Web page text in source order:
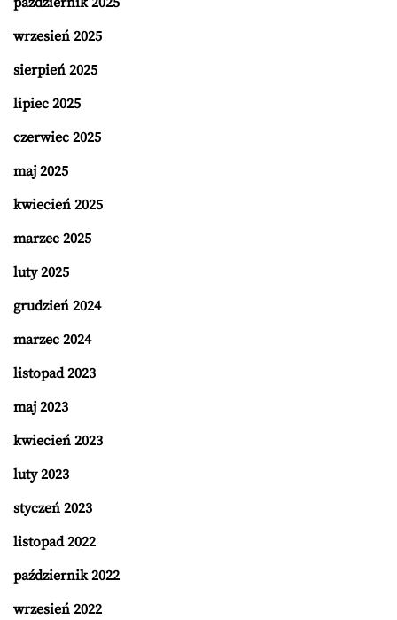
wrzesień 2025
sierpień 2025
lipiec 2025
czerwiec 2025
maj 2025
kwiecień 2025
marzec 2025
luty 2025
grudzień 2024
marzec 2024
listopad 2023
maj 2023
kwiecień 2023
luty 2023
styczeń 2023
listopad 2022
październik 2022
wrzesień 2022